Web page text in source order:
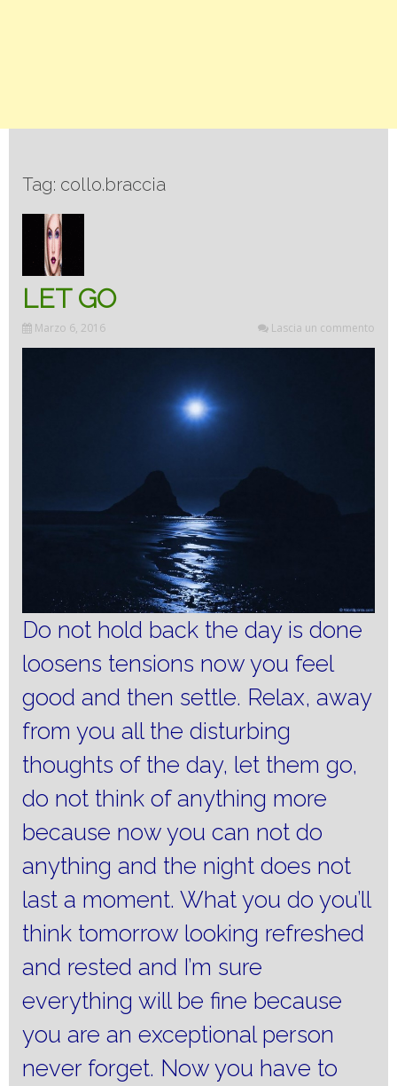
Tag: collo.braccia
LET GO
Marzo 6, 2016 Lascia un commento
Do not hold back the day is done
loosens tensions now you feel
good and then settle. Relax, away
from you all the disturbing
thoughts of the day, let them go,
do not think of anything more
because now you can not do
anything and the night does not
last a moment. What you do you’ll
think tomorrow looking refreshed
and rested and I’m sure
everything will be fine because
you are an exceptional person
never forget. Now you have to